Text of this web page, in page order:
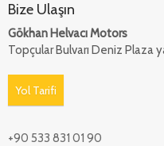
Bize Ulaşın
Gökhan Helvacı Motors
Topçular Bulvarı Deniz Plaza
Yol Tarifi
+90 533 831 01 90